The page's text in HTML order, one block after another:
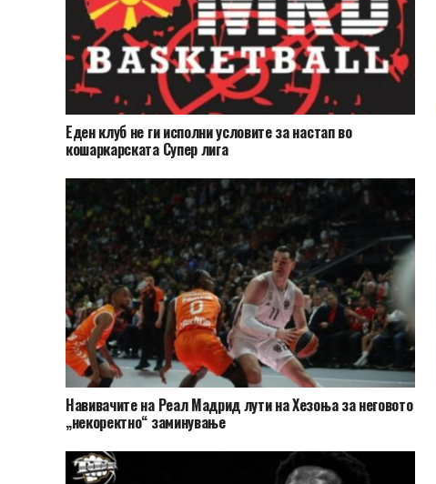
Еден клуб не ги исполни условите за настап во
кошаркарската Супер лига
Навивачите на Реал Мадрид лути на Хезоња за неговото
„некоректно“ заминување